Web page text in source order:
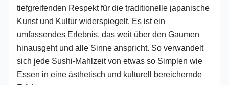
tiefgreifenden Respekt für die traditionelle japanische
Kunst und Kultur widerspiegelt. Es ist ein
umfassendes Erlebnis, das weit über den Gaumen
hinausgeht und alle Sinne anspricht. So verwandelt
sich jede Sushi-Mahlzeit von etwas so Simplen wie
Essen in eine ästhetisch und kulturell bereichernde